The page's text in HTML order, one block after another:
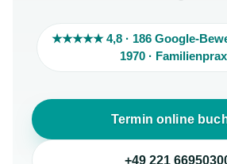
★★★★★ 4,8 · 186 Google-
1970 ·
Termin online
+49 221